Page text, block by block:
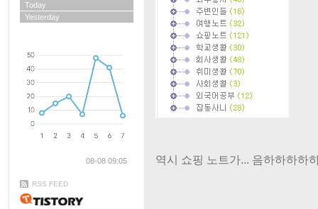
Today
Yesterday
08-08 09:05
RSS FEED
역시 쇼핑 노트가... 음하하하하